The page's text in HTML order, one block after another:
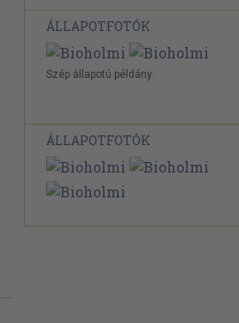
ÁLLAPOTFOTÓK
Szép állapotú példány.
ÁLLAPOTFOTÓK